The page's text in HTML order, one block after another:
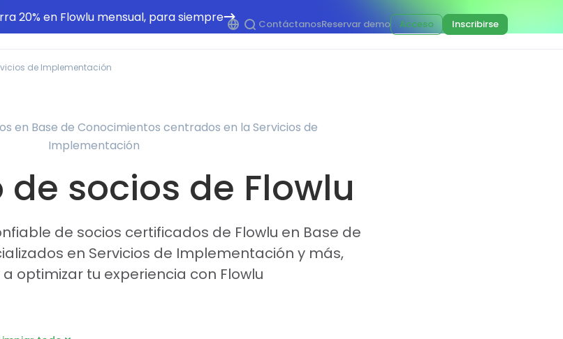
20% en Flowlu mensual, para siempre ContáctanosReservar demo Acceso Inscribirse
de Implementación
en Base de Conocimientos centrados en la Servicios de
Implementación
socios de Flowlu
de socios certificados de Flowlu en Base de
en Servicios de Implementación y más,
optimizar tu experiencia con Flowlu